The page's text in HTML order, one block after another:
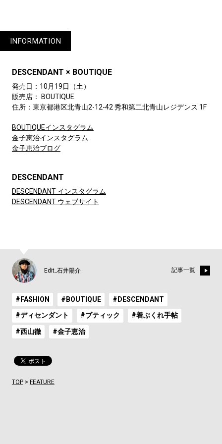
INFORMATION
DESCENDANT × BOUTIQUE
発売日：10月19日（土）
販売店： BOUTIQUE
住所：東京都港区北青山2-12-42 秀和第二北青山レジデンス 1F
BOUTIQUEインスタグラム
金子恵治インスタグラム
金子恵治ブログ
DESCENDANT
DESCENDANT インスタグラム
DESCENDANT ウェブサイト
Edit_石井陽介 記事一覧
#FASHION #BOUTIQUE #DESCENDANT
#ディセンダント #ブティック #着ぶくれ手帖
#西山徹 #金子恵治
TOP> FEATURE